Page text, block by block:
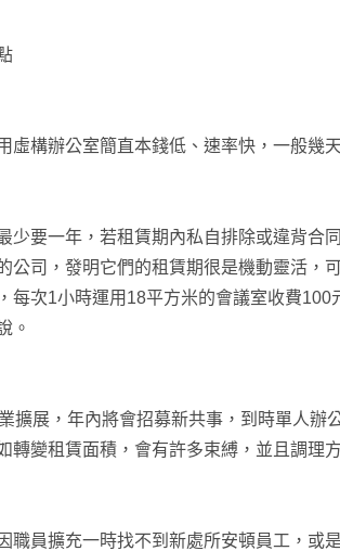
公室簡直本錢低、速率快，一般幾天之
年，若租賃期內私自排除或違背合同
公司，發明它們的租賃期很是機動靈活
每次1小時運用18平方米的會議室收費100
。
年內將會招募新共事，到時單人辦公
轉變租賃面積，會有許多束縛，並且調理
員擴充一時找不到新處所安頓員工，或